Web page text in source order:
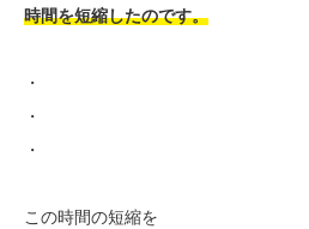
時間を短縮したのです。
・
・
・
この時間の短縮を